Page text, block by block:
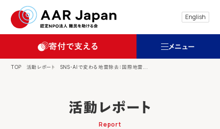
English
寄付で支える メニュー
TOP 活動レポート SNS・AIで変わる地雷除去：国際地雷...
活動レポート
Report